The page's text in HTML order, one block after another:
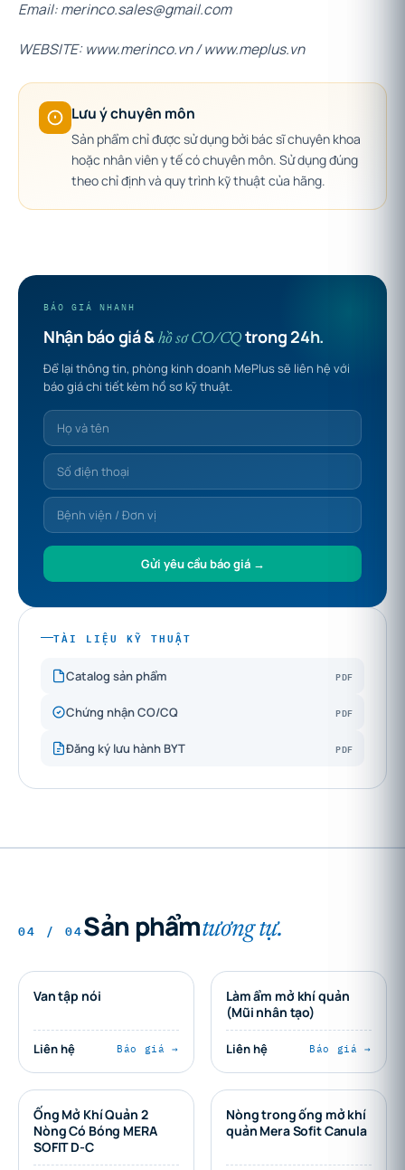
Email: merinco.sales@gmail.com
WEBSITE: www.merinco.vn / www.meplus.vn
Lưu ý chuyên môn
Sản phẩm chỉ được sử dụng bởi bác sĩ chuyên khoa
hoặc nhân viên y tế có chuyên môn. Sử dụng đúng
theo chỉ định và quy trình kỹ thuật của hãng.
BÁO GIÁ NHANH
Nhận báo giá & hồ sơ CO/CQtrong 24h.
Để lại thông tin, phòng kinh doanh MePlus sẽ liên hệ với
báo giá chi tiết kèm hồ sơ kỹ thuật.
Gửi yêu cầu báo giá →
TÀI LIỆU KỸ THUẬT
Catalog sản phẩm PDF
Chứng nhận CO/CQ PDF
Đăng ký lưu hành BYT PDF
04 / 04Sản phẩmtương tự.
Van tập nói
Liên hệ Báo giá →
Làm ẩm mở khí quản
(Mũi nhân tạo)
Liên hệ Báo giá →
Ống Mở Khí Quản 2
Nòng Có Bóng MERA
SOFIT D-C
Nòng trong ống mở khí
quản Mera Sofit Canula